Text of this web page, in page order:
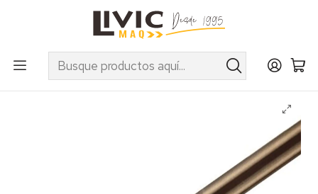
UTILIZA EL CUPÓN "INVIERNO10" EN PRODUCTOS SELECCIONADOS
Makita Accesorios
Broca metal HSS-Co (Cobalto 5%) 11,0 x 142 mm Makita